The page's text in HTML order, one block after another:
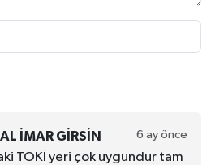
IMAR GIRSIN 6 ay önce
TOKİ yeri çok uygundur tam